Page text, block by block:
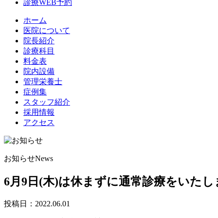
診療WEB予約
ホーム
医院について
院長紹介
診療科目
料金表
院内設備
管理栄養士
症例集
スタッフ紹介
採用情報
アクセス
お知らせNews
6月9日(木)は休まずに通常診療をいたし
投稿日： 2022.06.01